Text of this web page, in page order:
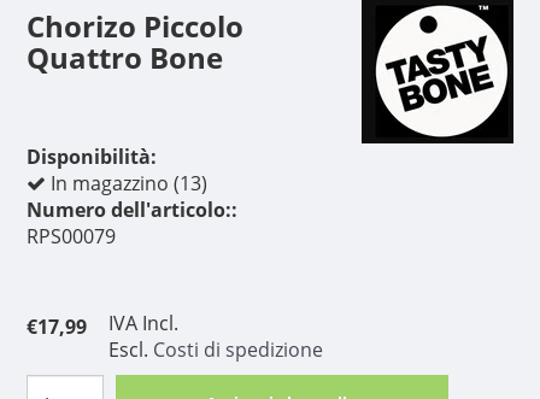
Chorizo ​​Piccolo
Quattro Bone
Disponibilità:
In magazzino (13)
Numero dell'articolo::
RPS00079
€17,99
IVA Incl.
Escl. Costi di spedizione